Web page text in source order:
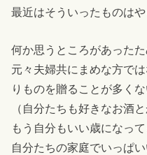
最近はそういったものは
何か思うところがあったた
元々夫婦共にまめな方で
りものを贈ることが多く
（自分たちも好きなお酒
もう自分もいい歳になっ
自分たちの家庭でいっぱ